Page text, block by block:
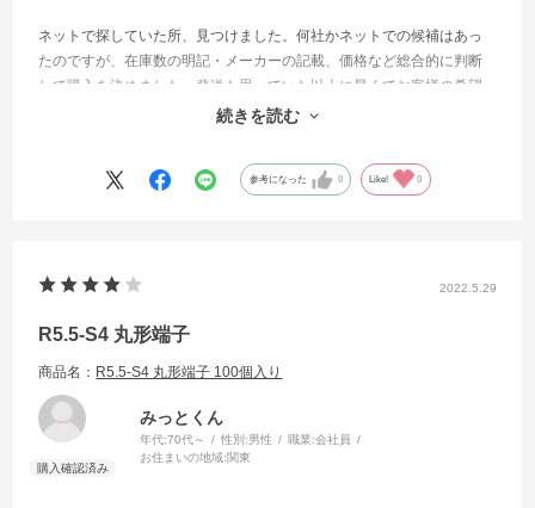
ネットで探していた所、見つけました。何社かネットでの候補はあっ
たのですが、在庫数の明記・メーカーの記載、価格など総合的に判断
して購入を決めました。発送も思っていた以上に早くてお客様の希望
納期に間に合わせることが出来ました。また利用させて頂きたいで
続きを読む
参考になった 0 Like! 0
2022.5.29
R5.5-S4 丸形端子
商品名： R5.5-S4 丸形端子 100個入り
みっとくん
年代:70代～ 性別:男性 職業:会社員
お住まいの地域:関東